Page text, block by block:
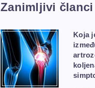
Zanimljivi članci
Koja